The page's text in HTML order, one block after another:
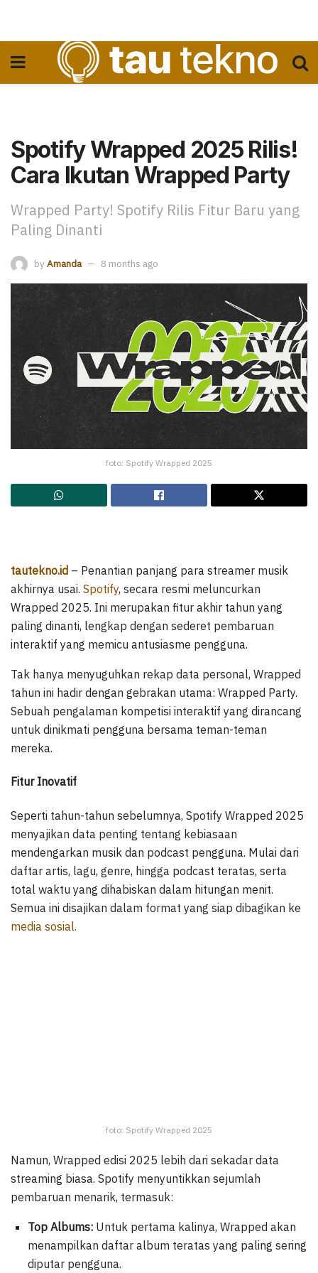
Spotify Wrapped 2025 Rilis!
Cara Ikutan Wrapped Party
Wrapped Party! Spotify Rilis Fitur Baru yang
Paling Dinanti
by Amanda 8 months ago
foto: Spotify Wrapped 2025
tautekno.id – Penantian panjang para streamer musik
akhirnya usai. Spotify, secara resmi meluncurkan
Wrapped 2025. Ini merupakan fitur akhir tahun yang
paling dinanti, lengkap dengan sederet pembaruan
interaktif yang memicu antusiasme pengguna.
Tak hanya menyuguhkan rekap data personal, Wrapped
tahun ini hadir dengan gebrakan utama: Wrapped Party.
Sebuah pengalaman kompetisi interaktif yang dirancang
untuk dinikmati pengguna bersama teman-teman
mereka.
Fitur Inovatif
Seperti tahun-tahun sebelumnya, Spotify Wrapped 2025
menyajikan data penting tentang kebiasaan
mendengarkan musik dan podcast pengguna. Mulai dari
daftar artis, lagu, genre, hingga podcast teratas, serta
total waktu yang dihabiskan dalam hitungan menit.
Semua ini disajikan dalam format yang siap dibagikan ke
media sosial.
foto: Spotify Wrapped 2025
Namun, Wrapped edisi 2025 lebih dari sekadar data
streaming biasa. Spotify menyuntikkan sejumlah
pembaruan menarik, termasuk:
Top Albums: Untuk pertama kalinya, Wrapped akan
menampilkan daftar album teratas yang paling sering
diputar pengguna.